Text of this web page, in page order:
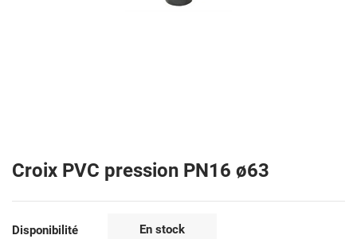
Croix PVC pression PN16 ø63
Disponibilité En stock